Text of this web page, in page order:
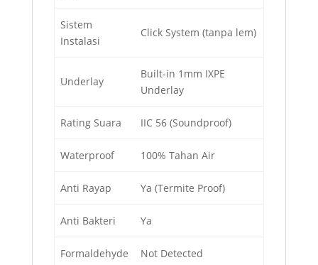
Sistem
Instalasi
Click System (tanpa lem)
Underlay
Built-in 1mm IXPE
Underlay
Rating Suara IIC 56 (Soundproof)
Waterproof 100% Tahan Air
Anti Rayap Ya (Termite Proof)
Anti Bakteri Ya
Formaldehyde Not Detected